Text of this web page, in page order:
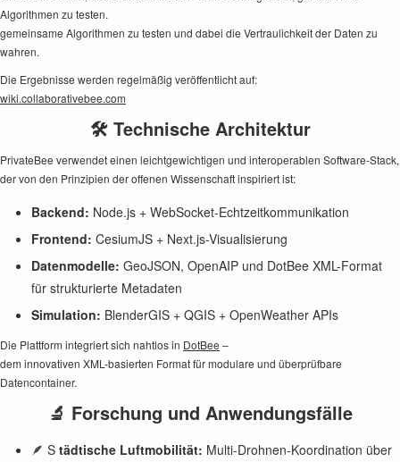
Algorithmen zu testen.
gemeinsame Algorithmen zu testen und dabei die Vertraulichkeit der Daten zu
wahren.
Die Ergebnisse werden regelmäßig veröffentlicht auf:
wiki.collaborativebee.com
🛠️ Technische Architektur
PrivateBee verwendet einen leichtgewichtigen und interoperablen Software-Stack,
der von den Prinzipien der offenen Wissenschaft inspiriert ist:
Backend: Node.js + WebSocket-Echtzeitkommunikation
Frontend: CesiumJS + Next.js-Visualisierung
Datenmodelle: GeoJSON, OpenAIP und DotBee XML-Format
für strukturierte Metadaten
Simulation: BlenderGIS + QGIS + OpenWeather APIs
Die Plattform integriert sich nahtlos in DotBee –
dem innovativen XML-basierten Format für modulare und überprüfbare
Datencontainer.
🔬 Forschung und Anwendungsfälle
🪶 S tädtische Luftmobilität: Multi-Drohnen-Koordination über